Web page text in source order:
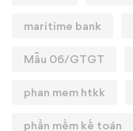
maritime bank
Mẫu 06/GTGT
phan mem htkk
phần mềm kế toán